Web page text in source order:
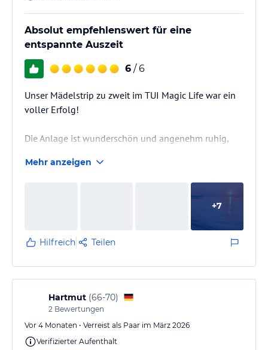
Absolut empfehlenswert für eine
entspannte Auszeit
6 / 6
Unser Mädelstrip zu zweit im TUI Magic Life war ein
voller Erfolg!
Die Anlage ist wunderschön und angenehm ruhig,
hat uns der freundliche Service (viele Mitarbeiter
Besonders empfehlenswert ist die Yachttour zu drei
Wer ein ruhigeres Hotel mit Top-Service sucht, wird
es hier lieben. Wir kommen gerne wieder!.
Mehr anzeigen
+7
Hilfreich Teilen
Hartmut (66-70)
2 Bewertungen
Vor 4 Monaten • Verreist als Paar im März 2026
Verifizierter Aufenthalt